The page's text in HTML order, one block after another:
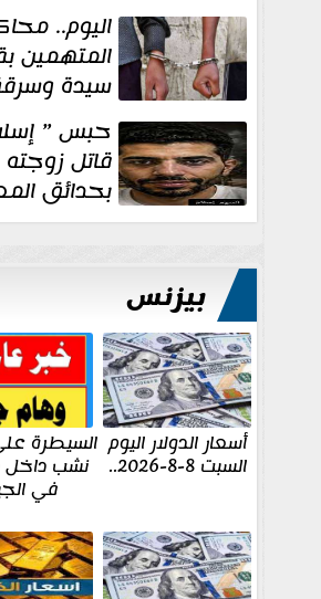
الإنشائية
مراكز الإصلاح والتأهيل
اليوم..
المتهمين
سيدة
ذهبها في
الدكرور حبس ”
قاتل زوجته
بحدائق
١٥ يوم
بيزنس
أسعار الدولار اليوم
السبت 8-8-2026..
السيطرة
نشب
في